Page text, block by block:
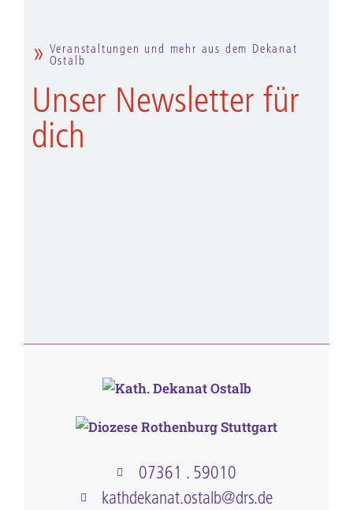
Veranstaltungen und mehr aus dem Dekanat
Ostalb
Unser Newsletter für
dich
07361 . 59010
kathdekanat.ostalb@drs.de